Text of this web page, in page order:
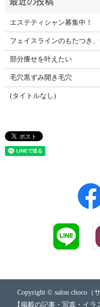
エステティシャン募集中！
フェイスラインのもたつき
部分痩せを叶えたい
毛穴黒ずみ開き毛穴
(タイトルなし)
Copyright © salon choco（
【掲載の記事・写真・イ